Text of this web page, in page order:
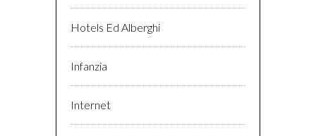
Hotels Ed Alberghi
Infanzia
Internet